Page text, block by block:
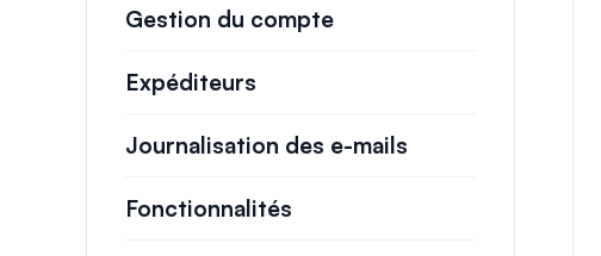
Gestion du compte
Expéditeurs
Journalisation des e-mails
Fonctionnalités